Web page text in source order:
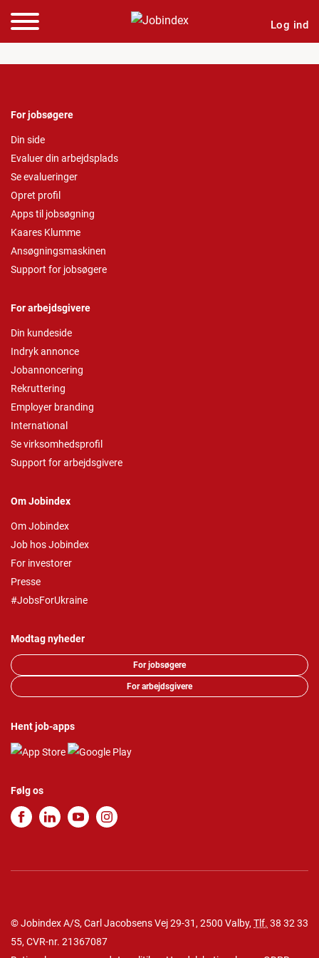
Log ind
For jobsøgere
Din side
Evaluer din arbejdsplads
Se evalueringer
Opret profil
Apps til jobsøgning
Kaares Klumme
Ansøgningsmaskinen
Support for jobsøgere
For arbejdsgivere
Din kundeside
Indryk annonce
Jobannoncering
Rekruttering
Employer branding
International
Se virksomhedsprofil
Support for arbejdsgivere
Om Jobindex
Om Jobindex
Job hos Jobindex
For investorer
Presse
#JobsForUkraine
Modtag nyheder
For jobsøgere
For arbejdsgivere
Hent job-apps
Følg os
© Jobindex A/S, Carl Jacobsens Vej 29-31, 2500 Valby, Tlf. 38 32 33
55, CVR-nr. 21367087